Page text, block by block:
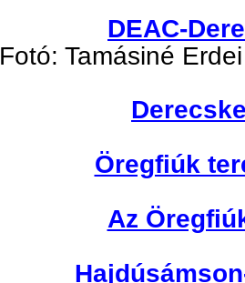
DEAC-
Fotó: Tamásiné
Öregfiúk
Az